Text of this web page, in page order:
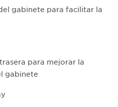
gabinete para facilitar la
para mejorar la
gabinete